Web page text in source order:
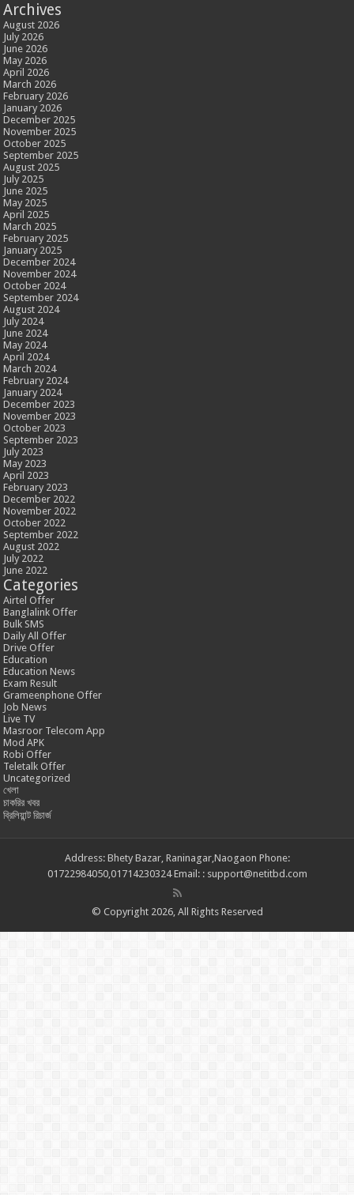
Archives
August 2026
July 2026
June 2026
May 2026
April 2026
March 2026
February 2026
January 2026
December 2025
November 2025
October 2025
September 2025
August 2025
July 2025
June 2025
May 2025
April 2025
March 2025
February 2025
January 2025
December 2024
November 2024
October 2024
September 2024
August 2024
July 2024
June 2024
May 2024
April 2024
March 2024
February 2024
January 2024
December 2023
November 2023
October 2023
September 2023
July 2023
May 2023
April 2023
February 2023
December 2022
November 2022
October 2022
September 2022
August 2022
July 2022
June 2022
Categories
Airtel Offer
Banglalink Offer
Bulk SMS
Daily All Offer
Drive Offer
Education
Education News
Exam Result
Grameenphone Offer
Job News
Live TV
Masroor Telecom App
Mod APK
Robi Offer
Teletalk Offer
Uncategorized
খেলা
চাকরির খবর
ব্রিলিয়ান্ট রিচার্জ
Address: Bhety Bazar, Raninagar,Naogaon Phone:
01722984050,01714230324 Email: : support@netitbd.com
© Copyright 2026, All Rights Reserved